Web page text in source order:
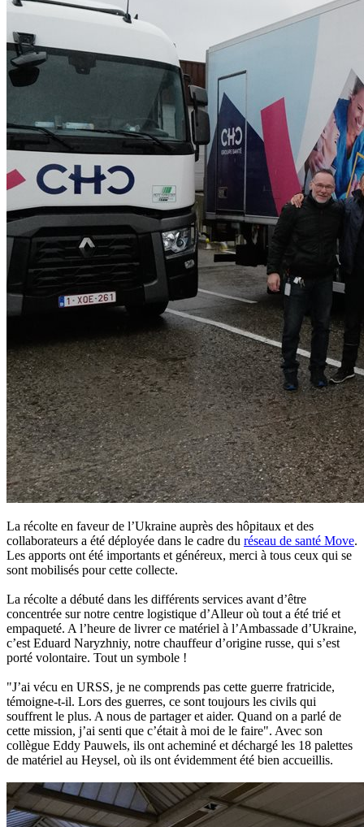
La récolte en faveur de l’Ukraine auprès des hôpitaux et des
collaborateurs a été déployée dans le cadre du réseau de santé Move.
Les apports ont été importants et généreux, merci à tous ceux qui se
sont mobilisés pour cette collecte.
La récolte a débuté dans les différents services avant d’être
concentrée sur notre centre logistique d’Alleur où tout a été trié et
empaqueté. A l’heure de livrer ce matériel à l’Ambassade d’Ukraine,
c’est Eduard Naryzhniy, notre chauffeur d’origine russe, qui s’est
porté volontaire. Tout un symbole !
"J’ai vécu en URSS, je ne comprends pas cette guerre fratricide,
témoigne-t-il. Lors des guerres, ce sont toujours les civils qui
souffrent le plus. A nous de partager et aider. Quand on a parlé de
cette mission, j’ai senti que c’était à moi de le faire". Avec son
collègue Eddy Pauwels, ils ont acheminé et déchargé les 18 palettes
de matériel au Heysel, où ils ont évidemment été bien accueillis.